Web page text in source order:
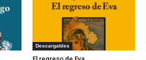
Descargables